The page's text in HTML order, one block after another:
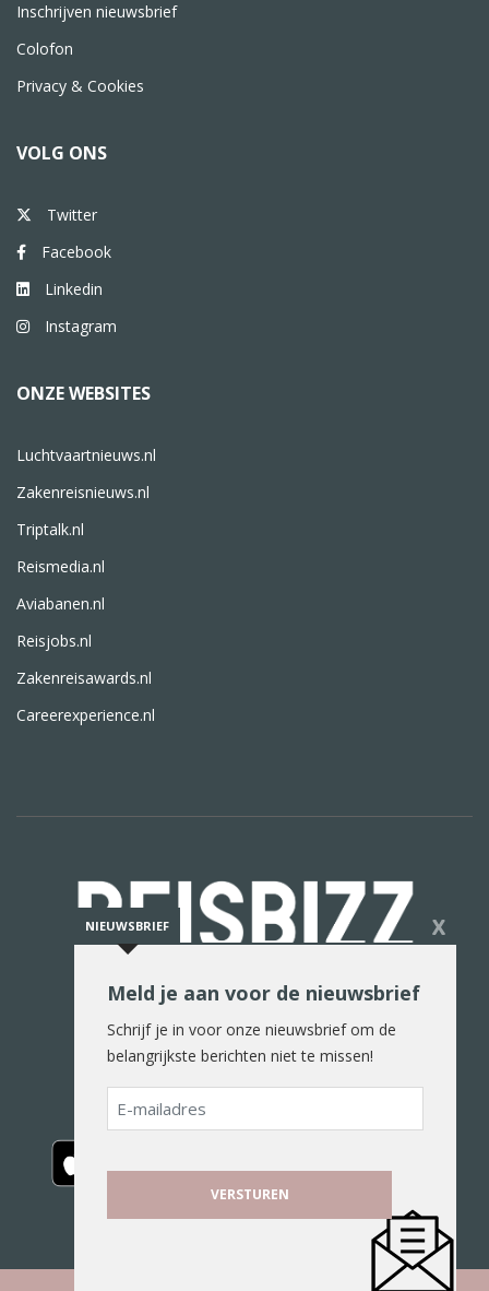
Inschrijven nieuwsbrief
Colofon
Privacy & Cookies
VOLG ONS
Twitter
Facebook
Linkedin
Instagram
ONZE WEBSITES
Luchtvaartnieuws.nl
Zakenreisnieuws.nl
Triptalk.nl
Reismedia.nl
Aviabanen.nl
Reisjobs.nl
Zakenreisawards.nl
Careerexperience.nl
De reiswereld in woord en beeld
NIEUWSBRIEF X
Meld je aan voor de nieuwsbrief
Schrijf je in voor onze nieuwsbrief om de
belangrijkste berichten niet te missen!
E-
mailadres